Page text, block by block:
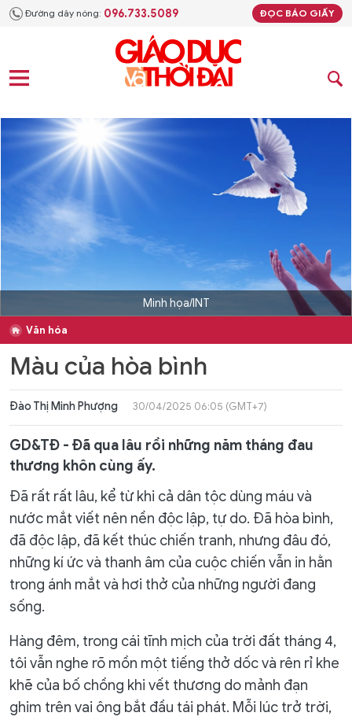
Đường dây nóng: 096.733.5089 ĐỌC BÁO GIẤY
Minh họa/INT
Văn hóa
Màu của hòa bình
Đào Thị Minh Phượng 30/04/2025 06:05 (GMT+7)
GD&TĐ - Đã qua lâu rồi những năm tháng đau
thương khôn cùng ấy.
Đã rất rất lâu, kể từ khi cả dân tộc dùng máu và
nước mắt viết nên nền độc lập, tự do. Đã hòa bình,
đã độc lập, đã kết thúc chiến tranh, nhưng đâu đó,
những kí ức và thanh âm của cuộc chiến vẫn in hằn
trong ánh mắt và hơi thở của những người đang
sống.
Hàng đêm, trong cái tĩnh mịch của trời đất tháng 4,
tôi vẫn nghe rõ mồn một tiếng thở dốc và rên rỉ khe
khẽ của bố chồng khi vết thương do mảnh đạn
ghim trên vai ông bắt đầu tái phát. Mỗi lúc trở trời,